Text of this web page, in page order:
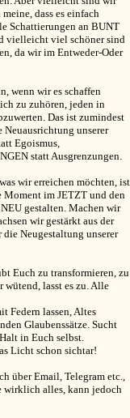
dass es einfach
Schattierungen an BUNT
vielleicht viel schöner sind
da wir im Entweder-Oder
wenn wir es schaffen
zu zuhören, jeden in
Das ist zumindest
Neuausrichtung unserer
Egoismus,
statt Ausgrenzungen.
wir erreichen möchten, ist
Moment im JETZT und den
gestalten. Machen wir
wir gestärkt aus der
Neugestaltung unserer
Euch zu transformieren, zu
wütend, lasst es zu. Alle
Federn lassen, Altes
Glaubenssätze. Sucht
in Euch selbst.
Licht schon sichtar!
über Email, Telegram etc.,
wirklich alles, kann jedoch